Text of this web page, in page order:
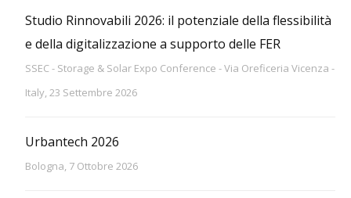
Studio Rinnovabili 2026: il potenziale della flessibilità
e della digitalizzazione a supporto delle FER
SSEC - Storage & Solar Expo Conference - Via Oreficeria Vicenza -
Italy, 23 Settembre 2026
Urbantech 2026
Bologna, 7 Ottobre 2026